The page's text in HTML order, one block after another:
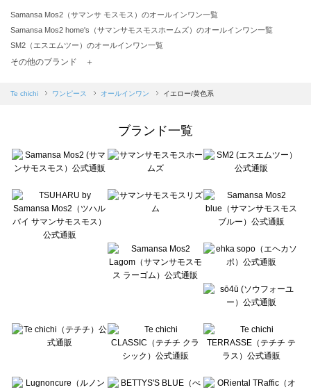
Samansa Mos2（サマンサ モスモス）のオールインワン一覧
Samansa Mos2 home's（サマンサモスモスホームズ）のオールインワン一覧
SM2（エスエムツー）のオールインワン一覧
Samansa Mos2 blue（サマンサモスモス ブルー）のオールインワン一覧
sō4ū（ソウフォーユー）のオールインワン一覧
Te chichi（テチチ）のオールインワン一覧
Te chichi CLASSIC（テチチ クラシック）のオールインワン一覧
Lugnoncure（ルノンキュール）のオールインワン一覧
BETTY'S BLUE（べティーズブルー）のオールインワン一覧
Wpc.（ワールドパーティー）のオールインワン一覧
その他のブランド ＋
Te chichi ワンピース オールインワン イエロー/黄色系
ブランド一覧